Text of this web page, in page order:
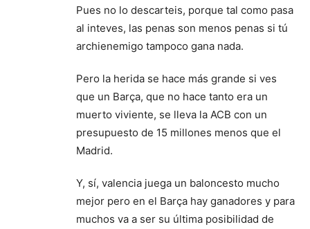
Pues no lo descarteis, porque tal como pasa
al inteves, las penas son menos penas si tú
archienemigo tampoco gana nada.
Pero la herida se hace más grande si ves
que un Barça, que no hace tanto era un
muerto viviente, se lleva la ACB con un
presupuesto de 15 millones menos que el
Madrid.
Y, sí, valencia juega un baloncesto mucho
mejor pero en el Barça hay ganadores y para
muchos va a ser su última posibilidad de